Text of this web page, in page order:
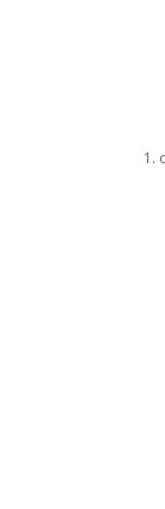
1.